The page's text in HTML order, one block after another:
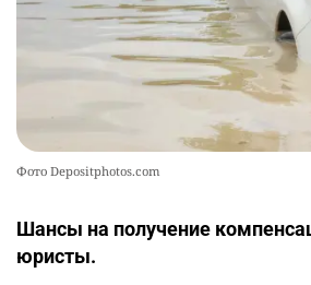
Фото Depositphotos.com
Шансы на получение
юристы.